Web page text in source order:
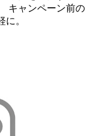
キャンペーン前の
。